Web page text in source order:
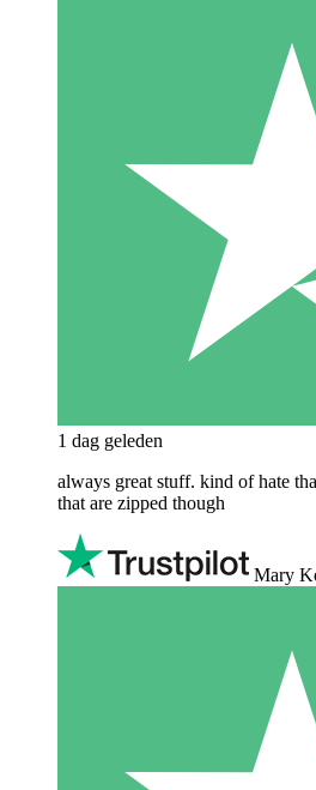
1 dag geleden
always great stuff. kind of hate
that are zipped though
Mary